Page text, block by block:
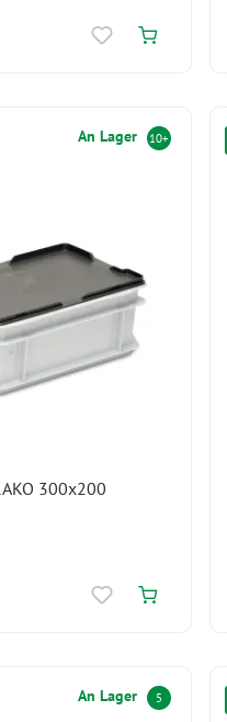
An Lager 10+
300x200
An Lager 5